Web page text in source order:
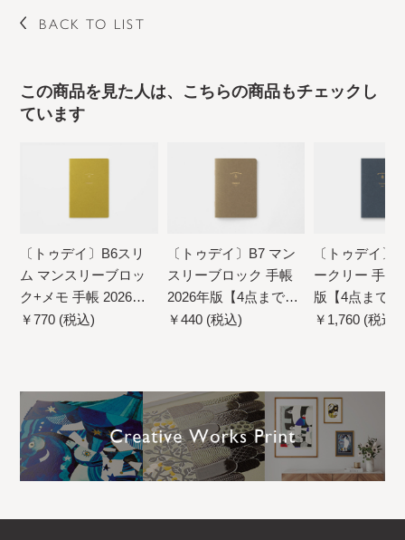
BACK TO LIST
この商品を見た人は、こちらの商品もチェックし
ています
〔トゥデイ〕B6スリ
ム マンスリーブロッ
ク+メモ 手帳 2026年
版【4点までネコポス
￥770 (税込)
〔トゥデイ〕B7 マン
スリーブロック 手帳
2026年版【4点までネ
コポス配送可】
￥440 (税込)
〔トゥデイ〕
ークリー 手帳
版【4点まで
配送可】
￥1,760 (税込)